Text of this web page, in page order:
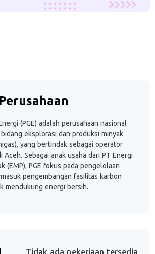
(PGE) adalah perusahaan nasional
eksplorasi dan produksi minyak
yang bertindak sebagai operator
Aceh. Sebagai anak usaha dari PT Energi
(EMP), PGE fokus pada pengelolaan
pengembangan fasilitas karbon
mendukung energi bersih.
Tidak ada pekerjaan tersedia